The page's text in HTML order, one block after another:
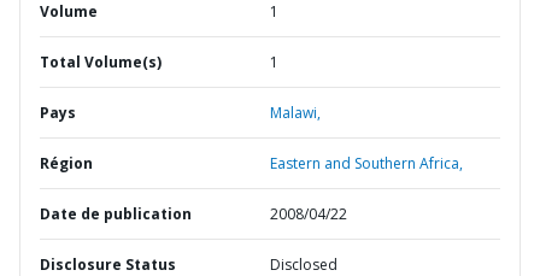
Volume 1
Total Volume(s) 1
Pays Malawi,
Région Eastern and Southern Africa,
Date de publication 2008/04/22
Disclosure Status Disclosed